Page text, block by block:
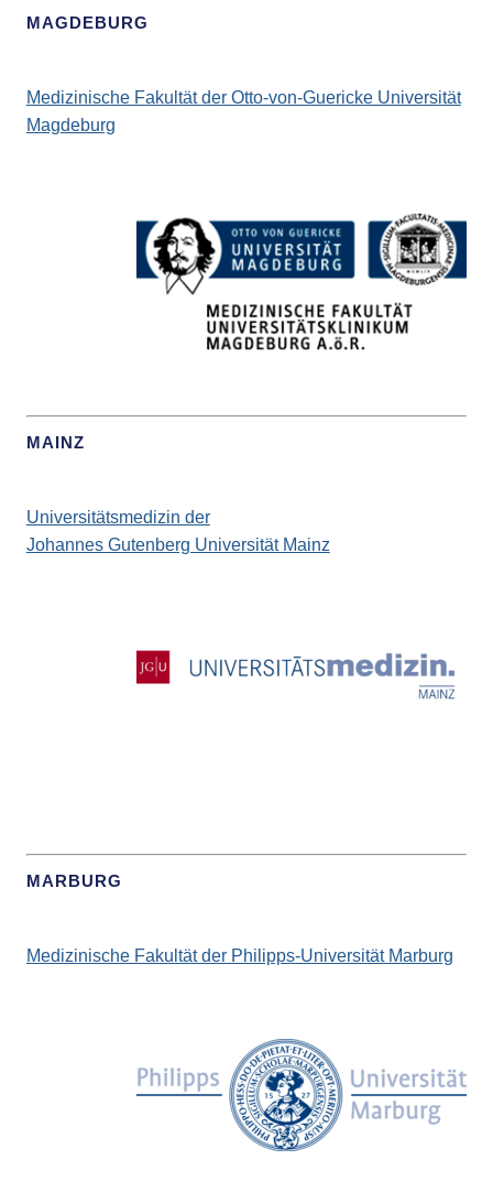
MAGDEBURG
Medizinische Fakultät der Otto-von-Guericke Universität
Magdeburg
MAINZ
Universitätsmedizin der
Johannes Gutenberg Universität Mainz
MARBURG
Medizinische Fakultät der Philipps-Universität Marburg